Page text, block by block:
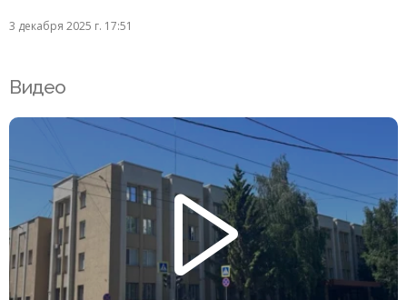
3 декабря 2025 г. 17:51
Видео